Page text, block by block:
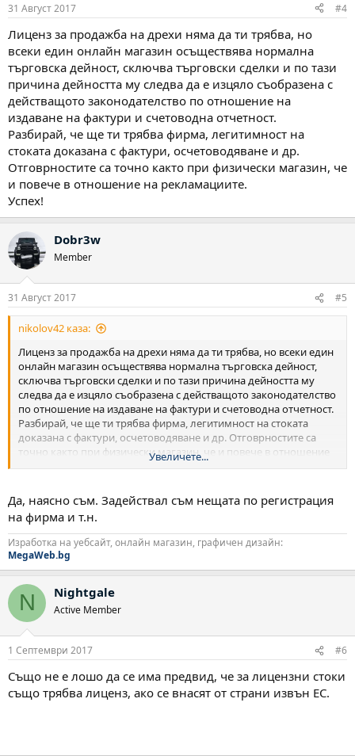
31 Август 2017 #4
Лиценз за продажба на дрехи няма да ти трябва, но
всеки един онлайн магазин осъществява нормална
търговска дейност, сключва търговски сделки и по тази
причина дейността му следва да е изцяло съобразена с
действащото законодателство по отношение на
издаване на фактури и счетоводна отчетност.
Разбирай, че ще ти трябва фирма, легитимност на
стоката доказана с фактури, осчетоводяване и др.
Отговрностите са точно както при физически магазин, че
и повече в отношение на рекламациите.
Успех!
Dobr3w
Member
31 Август 2017 #5
nikolov42 каза:
Лиценз за продажба на дрехи няма да ти трябва, но всеки един
онлайн магазин осъществява нормална търговска дейност,
сключва търговски сделки и по тази причина дейността му
следва да е изцяло съобразена с действащото законодателство
по отношение на издаване на фактури и счетоводна отчетност.
Разбирай, че ще ти трябва фирма, легитимност на стоката
доказана с фактури, осчетоводяване и др. Отговрностите са
точно както при физически магазин, че и повече в отношение
на рекламациите.
Увеличете...
Да, наясно съм. Задействал съм нещата по регистрация
на фирма и т.н.
Изработка на уебсайт, онлайн магазин, графичен дизайн:
MegaWeb.bg
N Nightgale
Active Member
1 Септември 2017 #6
Също не е лошо да се има предвид, че за лицензни стоки
също трябва лиценз, ако се внасят от страни извън ЕС.